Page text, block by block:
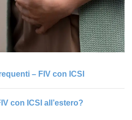
– FIV con ICSI
con ICSI all’estero?